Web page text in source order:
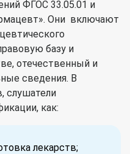
ФГОС 33.05.01 и
Они включают
базу и
отечественный и
сведения. В
слушатели
как:
лекарств;